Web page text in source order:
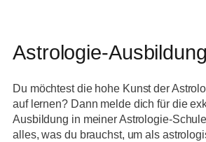
Astrologie-Ausbildung
Du möchtest die hohe Kunst der
auf lernen? Dann melde dich für die
Ausbildung in meiner Astrologie-
alles, was du brauchst, um als